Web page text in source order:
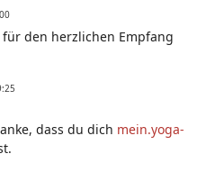
den herzlichen Empfang
dass du dich mein.yoga-